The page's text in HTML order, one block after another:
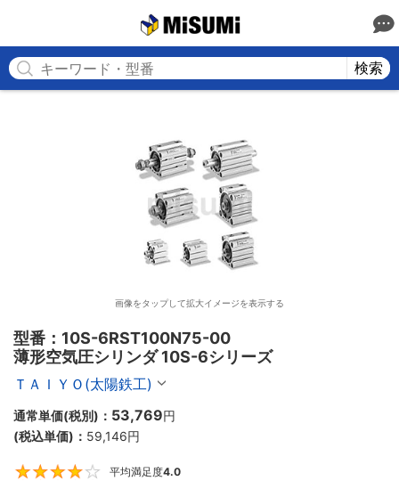
検索
画像をタップして拡大イメージを表示する
型番：10S-6RST100N75-00
薄形空気圧シリンダ 10S-6シリーズ
ＴＡＩＹＯ(太陽鉄工)
通常単価(税別)： 53,769円
(税込単価)： 59,146円
平均満足度4.0